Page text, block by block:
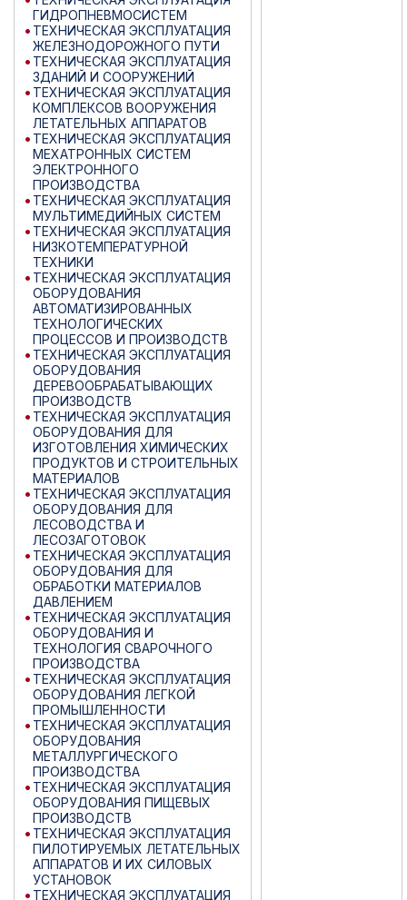
ГИДРОПНЕВМОСИСТЕМ
ТЕХНИЧЕСКАЯ ЭКСПЛУАТАЦИЯ
ЖЕЛЕЗНОДОРОЖНОГО ПУТИ
ТЕХНИЧЕСКАЯ ЭКСПЛУАТАЦИЯ
ЗДАНИЙ И СООРУЖЕНИЙ
ТЕХНИЧЕСКАЯ ЭКСПЛУАТАЦИЯ
КОМПЛЕКСОВ ВООРУЖЕНИЯ
ЛЕТАТЕЛЬНЫХ АППАРАТОВ
ТЕХНИЧЕСКАЯ ЭКСПЛУАТАЦИЯ
МЕХАТРОННЫХ СИСТЕМ
ЭЛЕКТРОННОГО
ПРОИЗВОДСТВА
ТЕХНИЧЕСКАЯ ЭКСПЛУАТАЦИЯ
МУЛЬТИМЕДИЙНЫХ СИСТЕМ
ТЕХНИЧЕСКАЯ ЭКСПЛУАТАЦИЯ
НИЗКОТЕМПЕРАТУРНОЙ
ТЕХНИКИ
ТЕХНИЧЕСКАЯ ЭКСПЛУАТАЦИЯ
ОБОРУДОВАНИЯ
АВТОМАТИЗИРОВАННЫХ
ТЕХНОЛОГИЧЕСКИХ
ПРОЦЕССОВ И ПРОИЗВОДСТВ
ТЕХНИЧЕСКАЯ ЭКСПЛУАТАЦИЯ
ОБОРУДОВАНИЯ
ДЕРЕВООБРАБАТЫВАЮЩИХ
ПРОИЗВОДСТВ
ТЕХНИЧЕСКАЯ ЭКСПЛУАТАЦИЯ
ОБОРУДОВАНИЯ ДЛЯ
ИЗГОТОВЛЕНИЯ ХИМИЧЕСКИХ
ПРОДУКТОВ И СТРОИТЕЛЬНЫХ
МАТЕРИАЛОВ
ТЕХНИЧЕСКАЯ ЭКСПЛУАТАЦИЯ
ОБОРУДОВАНИЯ ДЛЯ
ЛЕСОВОДСТВА И
ЛЕСОЗАГОТОВОК
ТЕХНИЧЕСКАЯ ЭКСПЛУАТАЦИЯ
ОБОРУДОВАНИЯ ДЛЯ
ОБРАБОТКИ МАТЕРИАЛОВ
ДАВЛЕНИЕМ
ТЕХНИЧЕСКАЯ ЭКСПЛУАТАЦИЯ
ОБОРУДОВАНИЯ И
ТЕХНОЛОГИЯ СВАРОЧНОГО
ПРОИЗВОДСТВА
ТЕХНИЧЕСКАЯ ЭКСПЛУАТАЦИЯ
ОБОРУДОВАНИЯ ЛЕГКОЙ
ПРОМЫШЛЕННОСТИ
ТЕХНИЧЕСКАЯ ЭКСПЛУАТАЦИЯ
ОБОРУДОВАНИЯ
МЕТАЛЛУРГИЧЕСКОГО
ПРОИЗВОДСТВА
ТЕХНИЧЕСКАЯ ЭКСПЛУАТАЦИЯ
ОБОРУДОВАНИЯ ПИЩЕВЫХ
ПРОИЗВОДСТВ
ТЕХНИЧЕСКАЯ ЭКСПЛУАТАЦИЯ
ПИЛОТИРУЕМЫХ ЛЕТАТЕЛЬНЫХ
АППАРАТОВ И ИХ СИЛОВЫХ
УСТАНОВОК
ТЕХНИЧЕСКАЯ ЭКСПЛУАТАЦИЯ